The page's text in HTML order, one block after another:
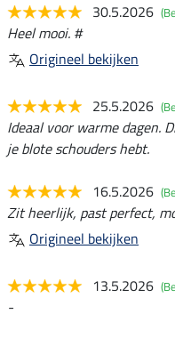
30.5.2026
Heel mooi. #
Origineel bekijken
25.5.2026
Ideaal voor warme dagen.
je blote schouders hebt.
16.5.2026
Zit heerlijk, past perfect,
Origineel bekijken
13.5.2026
-